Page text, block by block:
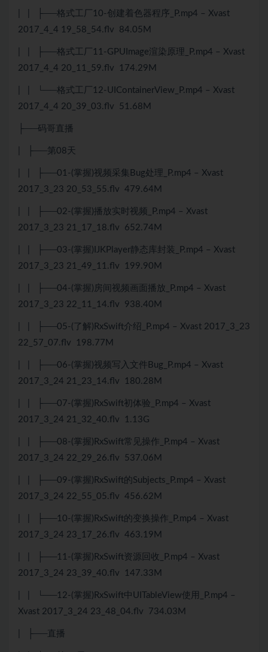
| | ├──格式工厂10-创建着色器程序_P.mp4 – Xvast
2017_4_4 19_58_54.flv 84.05M
| | ├──格式工厂11-GPUImage渲染原理_P.mp4 – Xvast
2017_4_4 20_11_59.flv 174.29M
| | └──格式工厂12-UIContainerView_P.mp4 – Xvast
2017_4_4 20_39_03.flv 51.68M
├──码哥直播
| ├──第08天
| | ├──01-(掌握)视频采集Bug处理_P.mp4 – Xvast
2017_3_23 20_53_55.flv 479.64M
| | ├──02-(掌握)播放实时视频_P.mp4 – Xvast
2017_3_23 21_17_18.flv 652.74M
| | ├──03-(掌握)IJKPlayer静态库封装_P.mp4 – Xvast
2017_3_23 21_49_11.flv 199.90M
| | ├──04-(掌握)房间视频画面播放_P.mp4 – Xvast
2017_3_23 22_11_14.flv 938.40M
| | ├──05-(了解)RxSwift介绍_P.mp4 – Xvast 2017_3_23
22_57_07.flv 198.77M
| | ├──06-(掌握)视频写入文件Bug_P.mp4 – Xvast
2017_3_24 21_23_14.flv 180.28M
| | ├──07-(掌握)RxSwift初体验_P.mp4 – Xvast
2017_3_24 21_32_40.flv 1.13G
| | ├──08-(掌握)RxSwift常见操作_P.mp4 – Xvast
2017_3_24 22_29_26.flv 537.06M
| | ├──09-(掌握)RxSwift的Subjects_P.mp4 – Xvast
2017_3_24 22_55_05.flv 456.62M
| | ├──10-(掌握)RxSwift的变换操作_P.mp4 – Xvast
2017_3_24 23_17_26.flv 463.19M
| | ├──11-(掌握)RxSwift资源回收_P.mp4 – Xvast
2017_3_24 23_39_40.flv 147.33M
| | └──12-(掌握)RxSwift中UITableView使用_P.mp4 –
Xvast 2017_3_24 23_48_04.flv 734.03M
| ├──直播